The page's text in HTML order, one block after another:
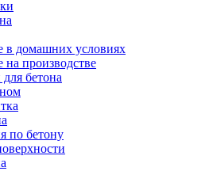
в домашних условиях
на производстве
бетона
по бетону